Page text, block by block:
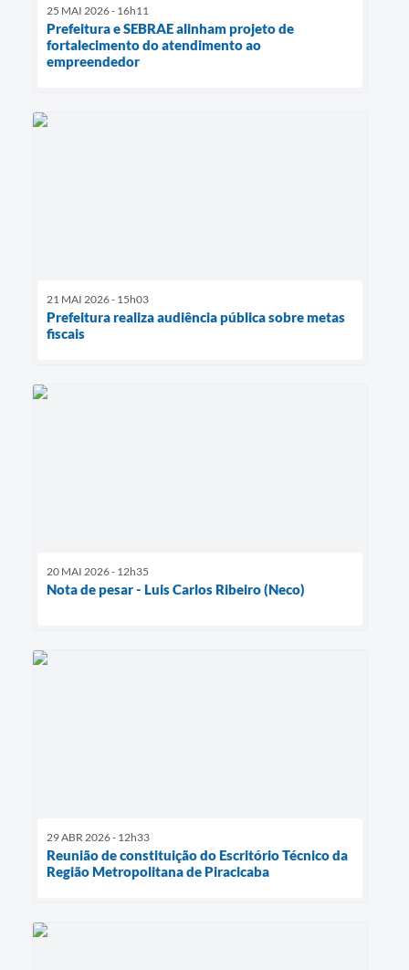
25 MAI 2026 - 16h11
Prefeitura e SEBRAE alinham projeto de
fortalecimento do atendimento ao
empreendedor
21 MAI 2026 - 15h03
Prefeitura realiza audiência pública sobre metas
fiscais
20 MAI 2026 - 12h35
Nota de pesar - Luis Carlos Ribeiro (Neco)
29 ABR 2026 - 12h33
Reunião de constituição do Escritório Técnico da
Região Metropolitana de Piracicaba